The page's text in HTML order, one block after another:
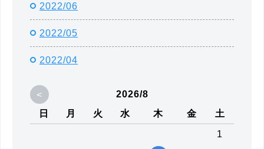
2022/06
2022/05
2022/04
<
2026/8
日
月 火 水 木 金 土
1